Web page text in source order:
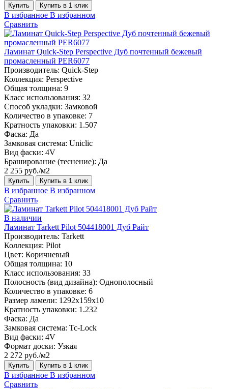
Купить Купить в 1 клик
В избранное В избранном
Сравнить
Ламинат Quick-Step Perspective Дуб почтенный бежевый
промасленный PER6077
Производитель: Quick-Step
Коллекция: Perspective
Общая толщина: 9
Класс использования: 32
Способ укладки: Замковой
Количество в упаковке: 7
Кратность упаковки: 1.507
Фаска: Да
Замковая система: Uniclic
Вид фаски: 4V
Браширование (теснение): Да
2 255 руб./м2
Купить Купить в 1 клик
В избранное В избранном
Сравнить
В наличии
Ламинат Tarkett Pilot 504418001 Дуб Райт
Производитель: Tarkett
Коллекция: Pilot
Цвет: Коричневый
Общая толщина: 10
Класс использования: 33
Полосность (вид дизайна): Однополосный
Количество в упаковке: 6
Размер ламели: 1292x159х10
Кратность упаковки: 1.232
Фаска: Да
Замковая система: Tc-Lock
Вид фаски: 4V
Формат доски: Узкая
2 272 руб./м2
Купить Купить в 1 клик
В избранное В избранном
Сравнить